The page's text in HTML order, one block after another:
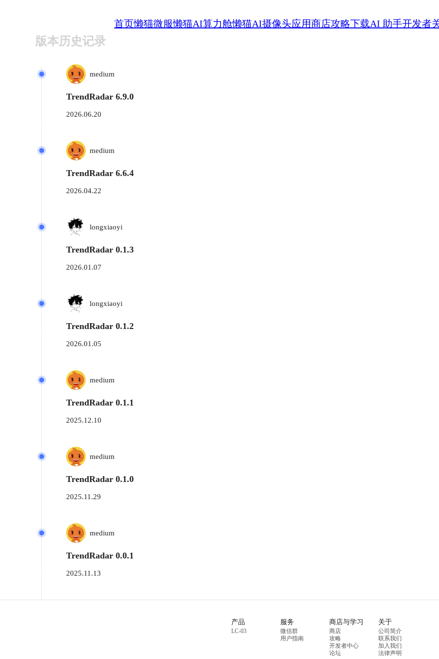
首页懒猫微服懒猫AI算力舱懒猫AI摄像头应用商店攻略下载AI 助手开发者
版本历史记录
medium
TrendRadar 6.9.0
2026.06.20
medium
TrendRadar 6.6.4
2026.04.22
longxiaoyi
TrendRadar 0.1.3
2026.01.07
longxiaoyi
TrendRadar 0.1.2
2026.01.05
medium
TrendRadar 0.1.1
2025.12.10
medium
TrendRadar 0.1.0
2025.11.29
medium
TrendRadar 0.0.1
2025.11.13
产品
LC-03
服务
微信群
用户指南
商店与学习
商店
攻略
开发者中心
论坛
关于
公司简介
联系我们
加入我们
法律声明